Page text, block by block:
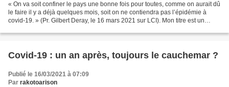
« On va soit confiner le pays une bonne fois pour toutes, comme on aurait dû
le faire il y a déjà quelques mois, soit on ne contiendra pas l’épidémie à
covid-19. » (Pr. Gilbert Deray, le 16 mars 2021 sur LCI). Mon titre est un
Covid-19 : un an après, toujours le cauchemar ?
Publié le 16/03/2021 à 07:09
Par rakotoarison